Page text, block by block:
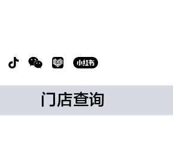
门店查询